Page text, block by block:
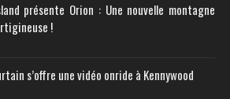
présente Orion : Une nouvelle montagne
!
s’offre une vidéo onride à Kennywood